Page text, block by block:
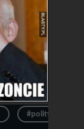
#polityk